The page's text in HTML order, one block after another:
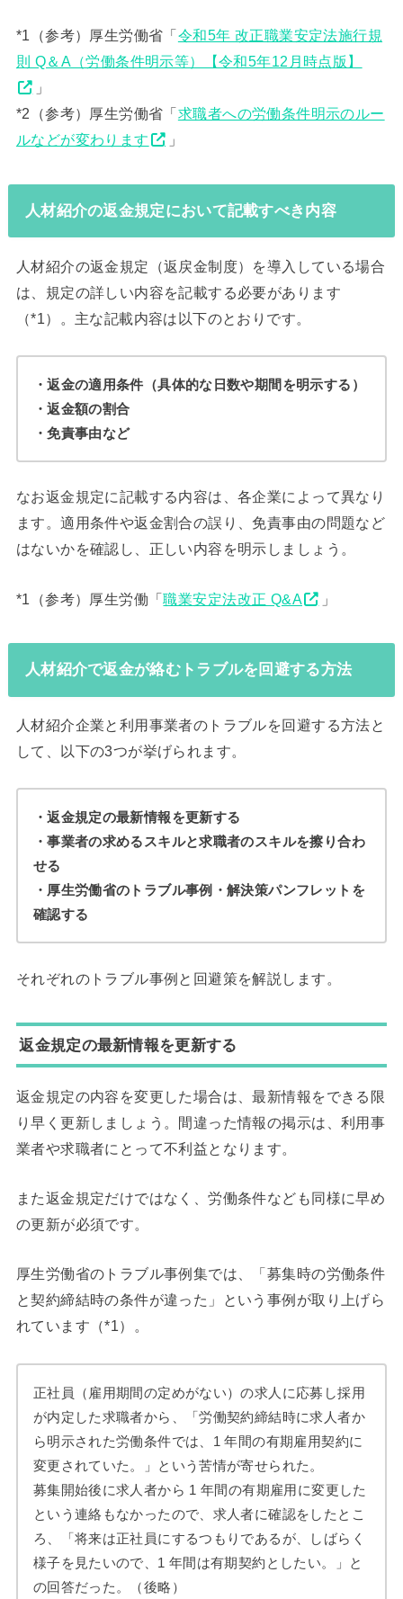
*1（参考）厚生労働省「令和5年 改正職業安定法施行規
則 Q＆A（労働条件明示等）【令和5年12月時点版】
」
*2（参考）厚生労働省「求職者への労働条件明示のルー
ルなどが変わります
」
人材紹介の返金規定において記載すべき内容
人材紹介の返金規定（返戻金制度）を導入している場合
は、規定の詳しい内容を記載する必要があります
（*1）。主な記載内容は以下のとおりです。
・返金の適用条件（具体的な日数や期間を明示する）
・返金額の割合
・免責事由など
なお返金規定に記載する内容は、各企業によって異なり
ます。適用条件や返金割合の誤り、免責事由の問題など
はないかを確認し、正しい内容を明示しましょう。
*1（参考）厚生労働「職業安定法改正 Q&A 」
人材紹介で返金が絡むトラブルを回避する方法
人材紹介企業と利用事業者のトラブルを回避する方法と
して、以下の3つが挙げられます。
・返金規定の最新情報を更新する
・事業者の求めるスキルと求職者のスキルを擦り合わ
せる
・厚生労働省のトラブル事例・解決策パンフレットを
確認する
それぞれのトラブル事例と回避策を解説します。
返金規定の最新情報を更新する
返金規定の内容を変更した場合は、最新情報をできる限
り早く更新しましょう。間違った情報の掲示は、利用事
業者や求職者にとって不利益となります。
また返金規定だけではなく、労働条件なども同様に早め
の更新が必須です。
厚生労働省のトラブル事例集では、「募集時の労働条件
と契約締結時の条件が違った」という事例が取り上げら
れています（*1）。
正社員（雇用期間の定めがない）の求人に応募し採用
が内定した求職者から、「労働契約締結時に求人者か
ら明示された労働条件では、1 年間の有期雇用契約に
変更されていた。」という苦情が寄せられた。
募集開始後に求人者から 1 年間の有期雇用に変更した
という連絡もなかったので、求人者に確認をしたとこ
ろ、「将来は正社員にするつもりであるが、しばらく
様子を見たいので、1 年間は有期契約としたい。」と
の回答だった。（後略）